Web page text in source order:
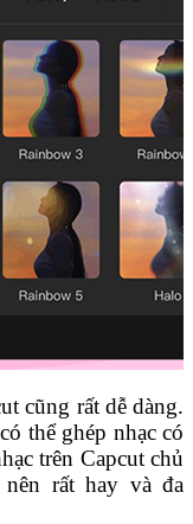
cũng rất dễ dàng.
thể ghép nhạc có
trên Capcut chủ
rất hay và đa